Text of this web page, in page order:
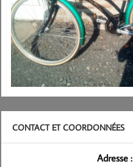
CONTACT ET COORDONNÉES
Adresse :